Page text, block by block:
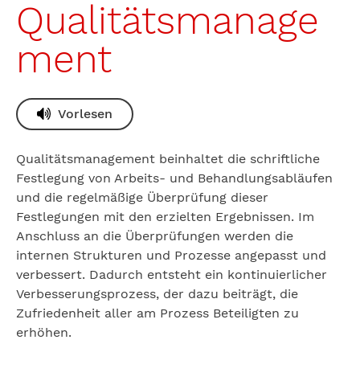
Qualitätsmanage
ment
Vorlesen
Qualitätsmanagement beinhaltet die schriftliche
Festlegung von Arbeits- und Behandlungsabläufen
und die regelmäßige Überprüfung dieser
Festlegungen mit den erzielten Ergebnissen. Im
Anschluss an die Überprüfungen werden die
internen Strukturen und Prozesse angepasst und
verbessert. Dadurch entsteht ein kontinuierlicher
Verbesserungsprozess, der dazu beiträgt, die
Zufriedenheit aller am Prozess Beteiligten zu
erhöhen.